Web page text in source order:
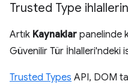
Trusted Type
Artık Kaynaklar panelinde
Güvenilir Tür İhlalleri'ndeki
Trusted Types API, DOM